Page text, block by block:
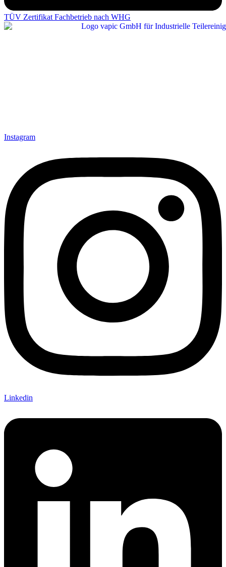
TÜV Zertifikat Fachbetrieb nach WHG
Instagram
Linkedin